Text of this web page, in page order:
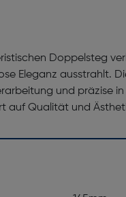
Doppelsteg
Eleganz ausstrahlt.
und präzise
auf Qualität und